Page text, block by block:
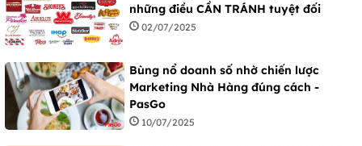
những điều CẦN TRÁNH tuyệt đối
02/07/2025
Bùng nổ doanh số nhờ chiến lược
Marketing Nhà Hàng đúng cách -
PasGo
10/07/2025